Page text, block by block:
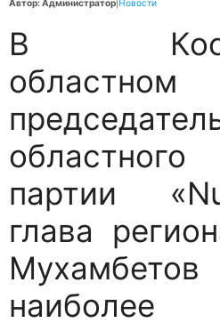
Автор: Администратор Новости
В
партии
глава
наиболее